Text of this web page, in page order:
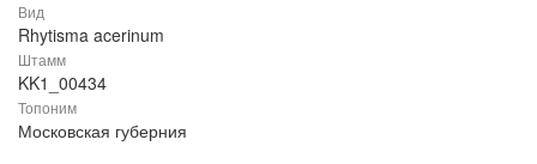
Вид
Rhytisma acerinum
Штамм
KK1_00434
Топоним
Московская губерния